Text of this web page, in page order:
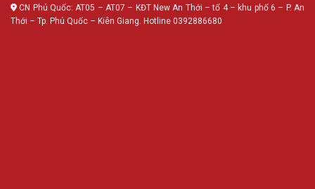
CN Phú Quốc: AT05 – AT07 – KĐT New An Thới – tổ 4 – khu phố 6 – P. An
Thới – Tp. Phú Quốc – Kiên Giang. Hotline 0392886680